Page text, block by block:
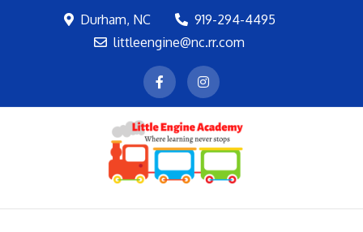
Durham, NC
919-294-4495
littleengine@nc.rr.com
LEA
Where learning never stops